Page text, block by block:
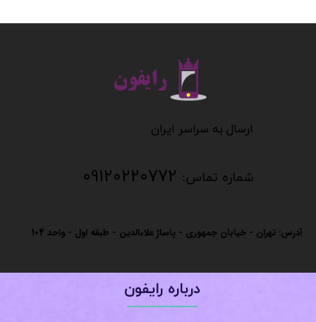
​​​​​​ارسال به سراسر ایران
شماره تماس: 09120220772
آدرس: تهران - خیابان جمهوری - پاساژ علاءالدین - طبقه اول - واحد 104
درباره رایفون